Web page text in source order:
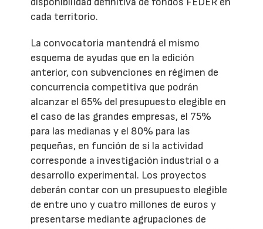
cada territorio.
La convocatoria mantendrá el mismo
esquema de ayudas que en la edición
anterior, con subvenciones en régimen de
concurrencia competitiva que podrán
alcanzar el 65% del presupuesto elegible en
el caso de las grandes empresas, el 75%
para las medianas y el 80% para las
pequeñas, en función de si la actividad
corresponde a investigación industrial o a
desarrollo experimental. Los proyectos
deberán contar con un presupuesto elegible
de entre uno y cuatro millones de euros y
presentarse mediante agrupaciones de